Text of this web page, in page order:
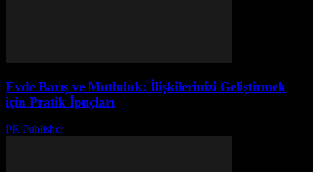
Evde Barış ve Mutluluk: İlişkilerinizi Geliştirmek
için Pratik İpuçları
PR Publisher-